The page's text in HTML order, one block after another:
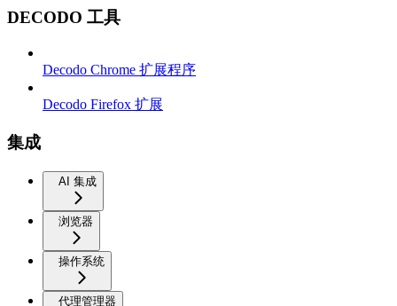
DECODO 工具
Decodo Chrome 扩展程序
Decodo Firefox 扩展
集成
AI 集成
浏览器
操作系统
代理管理器